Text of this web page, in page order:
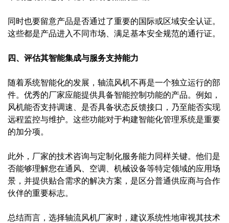
同时也要留意产品是否通过了重要的国际或区域安全认证。
这些都是产品进入不同市场、满足基本安全规范的通行证。
四、评估其智能集成与服务支持能力
随着系统智能化的发展，轴流风机不再是一个独立运行的部
件。优秀的厂家应能提供具备智能控制功能的产品。例如，
风机能否支持调速、是否具备状态反馈接口，乃至能否实现
远程监控与维护。这些功能对于构建智能化管理系统是重要
的加分项。
此外，厂家的技术咨询与定制化服务能力同样关键。他们是
否能够理解您在通风、空调、机械设备等特定领域的应用场
景，并提供贴合需求的解决方案，是区分普通供应商与合作
伙伴的重要标志。
总结而言，选择轴流风机厂家时，建议系统性地审视其技术